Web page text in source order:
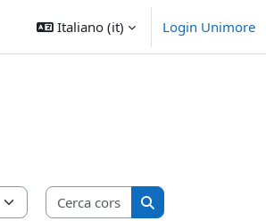
Italiano ‎(it)‎ Login Unimore
Cerca corsi